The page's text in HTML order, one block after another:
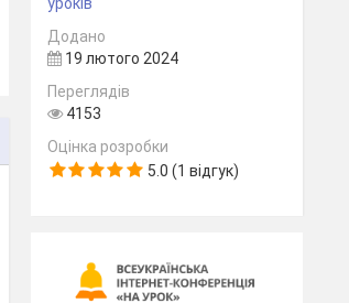
Додано
19 лютого 2024
Переглядів
4153
Оцінка розробки
5.0 (1 відгук)